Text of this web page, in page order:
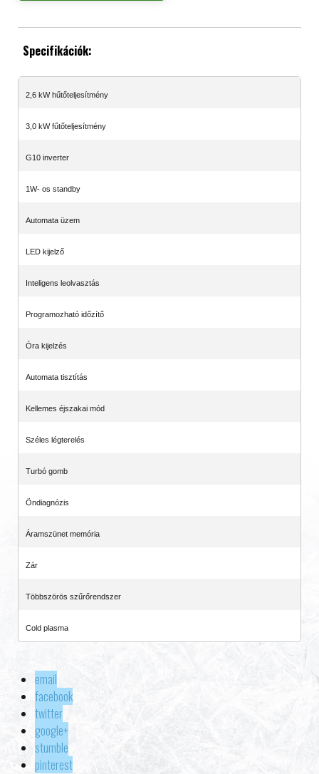
Specifikációk:
2,6 kW hűtőteljesítmény
3,0 kW fűtőteljesítmény
G10 inverter
1W- os standby
Automata üzem
LED kijelző
Inteligens leolvasztás
Programozható időzítő
Óra kijelzés
Automata tisztítás
Kellemes éjszakai mód
Széles légterelés
Turbó gomb
Öndiagnózis
Áramszünet memória
Zár
Többszörös szűrőrendszer
Cold plasma
email
facebook
twitter
google+
stumble
pinterest